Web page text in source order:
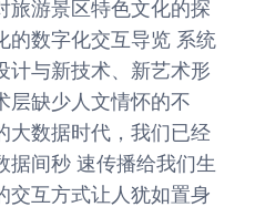
旅游景区特色文化的探
的数字化交互导览 系统
计与新技术、新艺术形
层缺少人文情怀的不
大数据时代，我们已经
据间秒 速传播给我们生
交互方式让人犹如置身